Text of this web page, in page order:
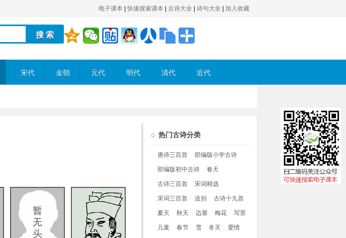
电子课本 快速搜索课本 古诗大全 诗句大全 加入收藏
宋代 金朝 元代 明代 清代 近代
热门古诗分类
唐诗三百首 部编版小学古诗
部编版初中古诗 春天
古诗三百首 宋词精选
宋词三百首 送别 古诗十九首
夏天 秋天 边塞 梅花 写景
儿童 春节 雪 冬天 爱情